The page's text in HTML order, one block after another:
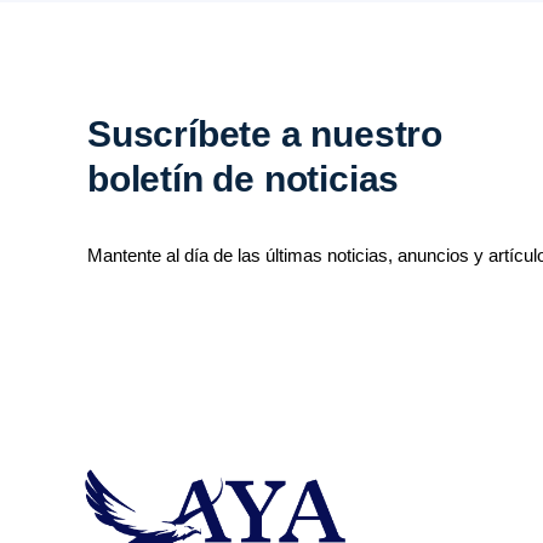
Suscríbete a nuestro
boletín de noticias
Mantente al día de las últimas noticias, anuncios y